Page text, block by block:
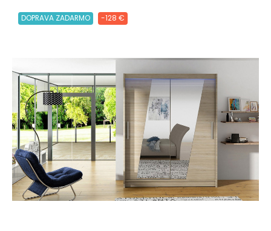
DOPRAVA ZADARMO -128 €